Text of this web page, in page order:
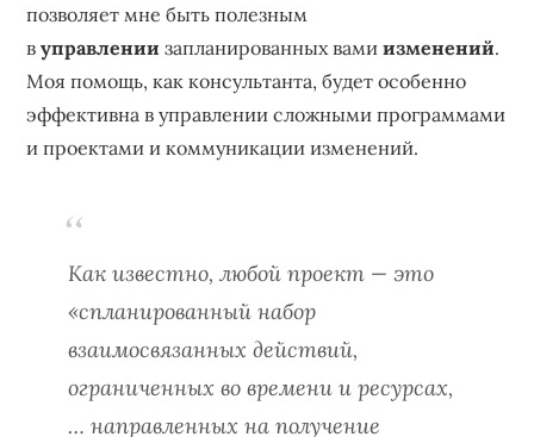
позволяет мне быть полезным
вуправлении запланированных вамиизменений.
Моя помощь, как консультанта, будет особенно
эффективна в управлении сложными программами
и проектами и коммуникации изменений.
Как известно, любой проект — это
«спланированный набор
взаимосвязанных действий,
ограниченных во времени и ресурсах,
… направленных на получение